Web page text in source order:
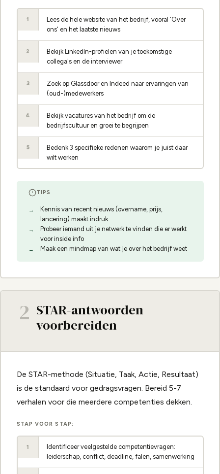
1
Lees de hele website van het bedrijf, vooral 'Over
ons' en het laatste nieuws
2
Bekijk LinkedIn-profielen van je toekomstige
collega's en de interviewer
3
Zoek op Glassdoor en Indeed naar ervaringen van
(oud-)medewerkers
4
Bekijk vacatures van het bedrijf om de
bedrijfscultuur en groei te begrijpen
5
Bedenk 3 specifieke redenen waarom je juist daar
wilt werken
TIPS
Kennis van recent nieuws (overname, prijs,
lancering) maakt indruk
Probeer iemand uit je netwerk te vinden die er werkt
voor inside info
Maak een mindmap van wat je over het bedrijf weet
2 STAR-antwoorden
voorbereiden
De STAR-methode (Situatie, Taak, Actie, Resultaat)
is de standaard voor gedragsvragen. Bereid 5-7
verhalen voor die meerdere competenties dekken.
STAP VOOR STAP:
1
Identificeer veelgestelde competentievragen:
leiderschap, conflict, deadline, falen, samenwerking